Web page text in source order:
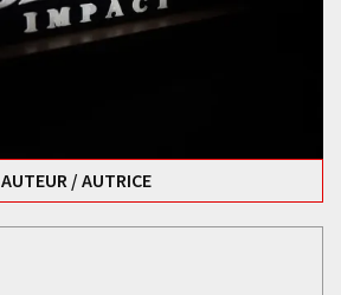
AUTEUR / AUTRICE